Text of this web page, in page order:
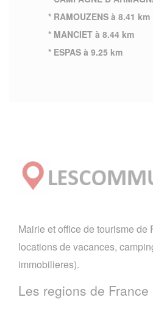
* RAMOUZENS à 8.41 km
* MANCIET à 8.44 km
* ESPAS à 9.25 km
Mairie et office de tourisme de
locations de vacances,
immobilieres).
Les regions de France